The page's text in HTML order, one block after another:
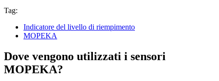
Tag:
Indicatore del livello di riempimento
MOPEKA
Dove vengono utilizzati i sensori
MOPEKA?